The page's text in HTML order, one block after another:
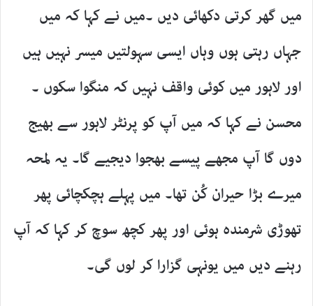
میں گھر کرتی دکھائی دیں ۔میں نے کہا کہ میں
جہاں رہتی ہوں وہاں ایسی سہولتیں میسر نہیں ہیں
اور لاہور میں کوئی واقف نہیں کہ منگوا سکوں ۔
محسن نے کہا کہ میں آپ کو پرنٹر لاہور سے بھیج
دوں گا آپ مجھے پیسے بھجوا دیجیے گا۔ یہ لمحہ
میرے بڑا حیران کُن تھا۔ میں پہلے ہچکچائی پھر
تھوڑی شرمندہ ہوئی اور پھر کچھ سوچ کر کہا کہ آپ
رہنے دیں میں یونہی گزارا کر لوں گی۔